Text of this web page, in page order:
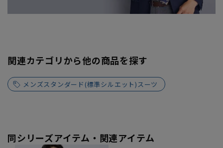
関連カテゴリから他の商品を探す
メンズスタンダード(標準シルエット)スーツ
同シリーズアイテム・関連アイテム